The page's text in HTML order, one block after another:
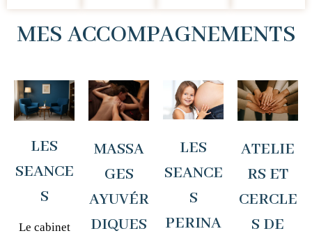
MES ACCOMPAGNEMENTS
LES
SEANCE
S
Le cabinet
MASSA
GES
AYUVÉR
DIQUES
LES
SEANCE
S
PERINA
ATELIE
RS ET
CERCLE
S DE